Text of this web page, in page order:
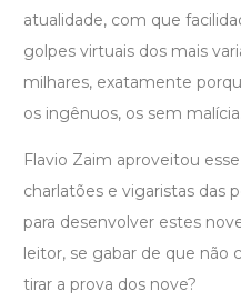
atualidade, com que
golpes virtuais dos mais
milhares, exatamente
os ingênuos, os sem malícia.
Flavio Zaim aproveitou
charlatões e vigaristas das
para desenvolver estes
leitor, se gabar de que não
tirar a prova dos nove?